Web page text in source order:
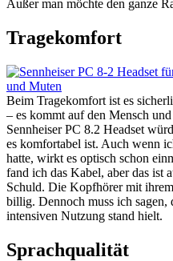
Außer man möchte den ganze
Tragekomfort
Beim Tragekomfort ist es
– es kommt auf den Mensch
Sennheiser PC 8.2 Headset
es komfortabel ist. Auch wenn
hatte, wirkt es optisch schon
fand ich das Kabel, aber das ist
Schuld. Die Kopfhörer mit
billig. Dennoch muss ich sagen,
intensiven Nutzung stand hielt.
Sprachqualität